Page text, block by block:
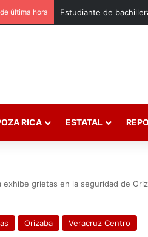
última hora
RICA ESTATAL
exhibe grietas en la seguridad de
Orizaba Veracruz Centro